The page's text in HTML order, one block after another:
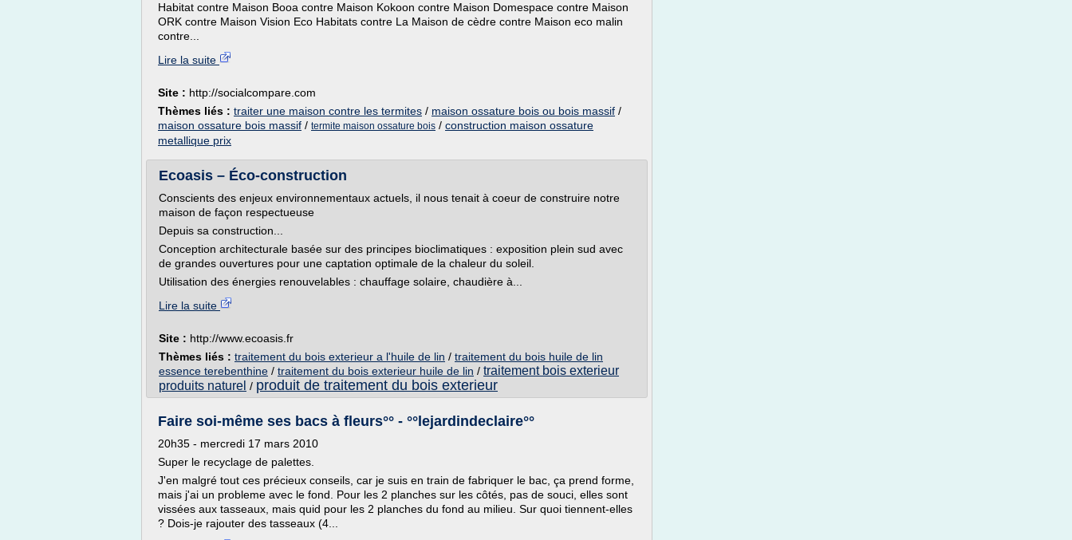
Habitat contre Maison Booa contre Maison Kokoon contre Maison Domespace contre Maison
ORK contre Maison Vision Eco Habitats contre La Maison de cèdre contre Maison eco malin
contre...
Lire la suite
Site : http://socialcompare.com
Thèmes liés : traiter une maison contre les termites / maison ossature bois ou bois massif /
maison ossature bois massif / termite maison ossature bois / construction maison ossature
metallique prix
Ecoasis – Éco-construction
Conscients des enjeux environnementaux actuels, il nous tenait à coeur de construire notre
maison de façon respectueuse
Depuis sa construction...
Conception architecturale basée sur des principes bioclimatiques : exposition plein sud avec
de grandes ouvertures pour une captation optimale de la chaleur du soleil.
Utilisation des énergies renouvelables : chauffage solaire, chaudière à...
Lire la suite
Site : http://www.ecoasis.fr
Thèmes liés : traitement du bois exterieur a l'huile de lin / traitement du bois huile de lin
essence terebenthine / traitement du bois exterieur huile de lin / traitement bois exterieur
produits naturel / produit de traitement du bois exterieur
Faire soi-même ses bacs à fleurs°° - °°lejardindeclaire°°
20h35 - mercredi 17 mars 2010
Super le recyclage de palettes.
J'en malgré tout ces précieux conseils, car je suis en train de fabriquer le bac, ça prend forme,
mais j'ai un probleme avec le fond. Pour les 2 planches sur les côtés, pas de souci, elles sont
vissées aux tasseaux, mais quid pour les 2 planches du fond au milieu. Sur quoi tiennent-elles
? Dois-je rajouter des tasseaux (4...